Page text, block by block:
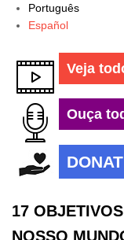
Português
Español
Veja
Ouça
17
NOSSO